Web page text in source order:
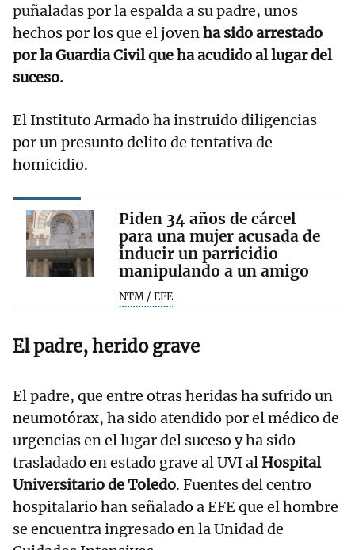
puñaladas por la espalda a su padre, unos
hechos por los que el jovenha sido arrestado
por la Guardia Civil que ha acudido al lugar del
suceso.
El Instituto Armado ha instruido diligencias
por un presunto delito de tentativa de
homicidio.
Piden 34 años de cárcel
para una mujer acusada de
inducir un parricidio
manipulando a un amigo
NTM / EFE
El padre, herido grave
El padre, que entre otras heridas ha sufrido un
neumotórax, ha sido atendido por el médico de
urgencias en el lugar del suceso y ha sido
trasladado en estado grave al UVI al Hospital
Universitario de Toledo. Fuentes del centro
hospitalario han señalado a EFE que el hombre
se encuentra ingresado en la Unidad de